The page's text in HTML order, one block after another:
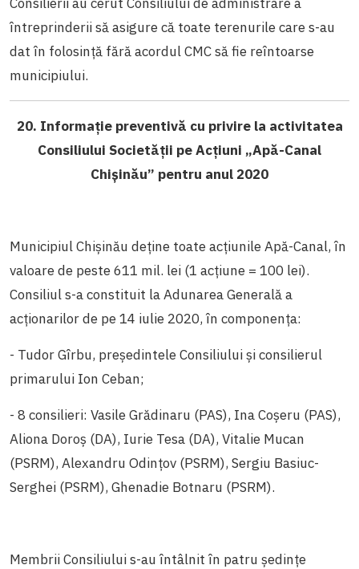
întreprinderii să asigure că toate terenurile care s-au
dat în folosință fără acordul CMC să fie reîntoarse
municipiului.
20. Informație preventivă cu privire la activitatea
Consiliului Societății pe Acțiuni „Apă-Canal
Chișinău” pentru anul 2020
Municipiul Chișinău deține toate acțiunile Apă-Canal, în
valoare de peste 611 mil. lei (1 acțiune = 100 lei).
Consiliul s-a constituit la Adunarea Generală a
acționarilor de pe 14 iulie 2020, în componența:
- Tudor Gîrbu, președintele Consiliului și consilierul
primarului Ion Ceban;
- 8 consilieri: Vasile Grădinaru (PAS), Ina Coșeru (PAS),
Aliona Doroș (DA), Iurie Tesa (DA), Vitalie Mucan
(PSRM), Alexandru Odințov (PSRM), Sergiu Basiuc-
Serghei (PSRM), Ghenadie Botnaru (PSRM).
Membrii Consiliului s-au întâlnit în patru ședințe